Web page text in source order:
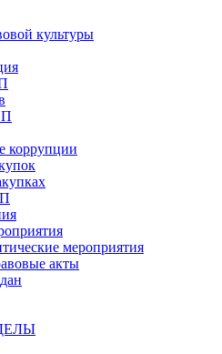
культуры
коррупции
мероприятия
акты